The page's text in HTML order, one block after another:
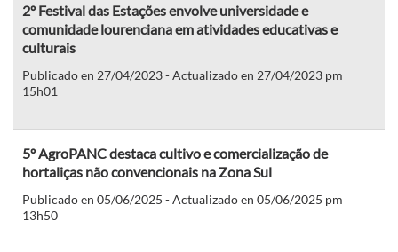
2º Festival das Estações envolve universidade e
comunidade lourenciana em atividades educativas e
culturais
Publicado en 27/04/2023 - Actualizado en 27/04/2023 pm
15h01
5º AgroPANC destaca cultivo e comercialização de
hortaliças não convencionais na Zona Sul
Publicado en 05/06/2025 - Actualizado en 05/06/2025 pm
13h50